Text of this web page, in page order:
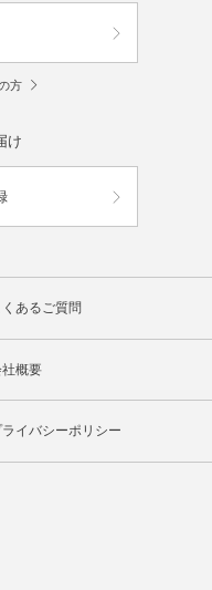
方
け
くあるご質問
社概要
ライバシーポリシー